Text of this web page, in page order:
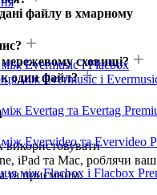
Evermusic і Flacbox
між Evermusic і
Evertag та Evertag
Evervideo та Evervideo
між Flacbox і Flacbox
файлу в хмарному
сховищі?
один файл?
використовувати
iPad та Mac, роблячи ваш
та приємним.